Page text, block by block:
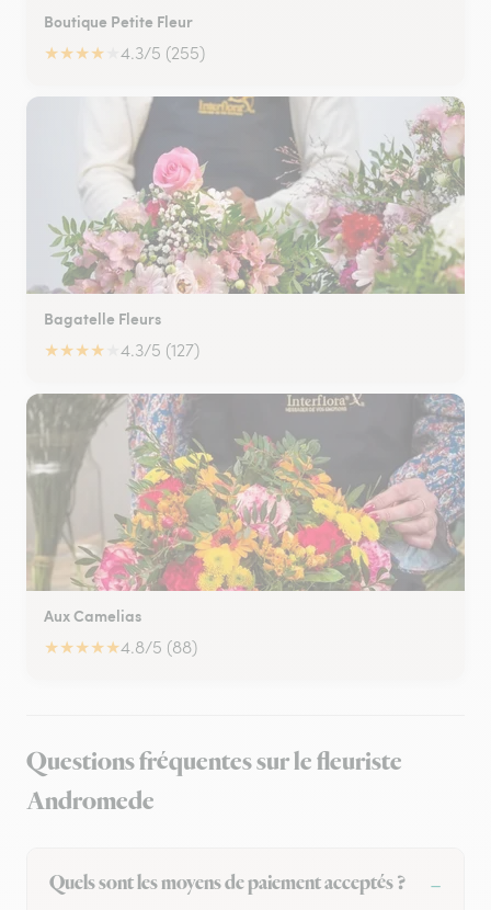
Boutique Petite Fleur
★★★★ 4.3/5 (255)
Bagatelle Fleurs
★★★★ 4.3/5 (127)
Aux Camelias
★★★★★4.8/5 (88)
Questions fréquentes sur le fleuriste
Andromede
Quels sont les moyens de paiement acceptés ?